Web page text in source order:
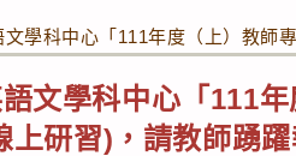
學科中心「111年度（上）教
文學科中心「111
研習)，請教師踴躍